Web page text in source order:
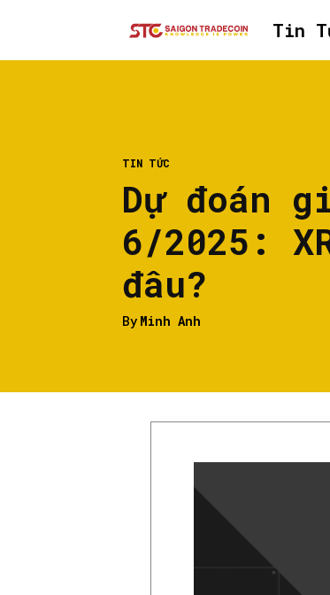
Tin
TIN TỨC
Dự đoán
6/2025:
đâu?
By Minh Anh